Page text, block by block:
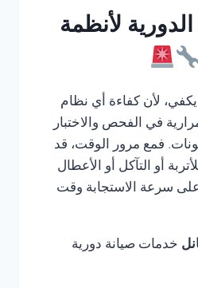
لأنظمة
لأن كفاءة أي نظام
في الفحص والاختبار
فمع مرور الوقت، قد
أو التآكل أو الأعطال
على سرعة الاستجابة وقت
خدمات صيانة دورية